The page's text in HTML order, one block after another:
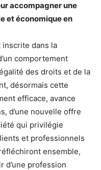
accompagner une
et économique en
dans la
comportement
des droits et de la
désormais cette
efficace, avance
d’une nouvelle offre
qui privilégie
et professionnels
ensemble,
d’une profession